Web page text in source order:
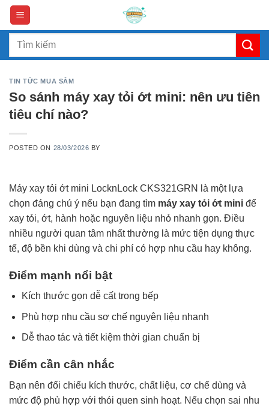
Skip
content
Search
TIN TỨC MUA SẮM
So sánh máy xay tỏi ớt mini: nên ưu tiên
tiêu chí nào?
POSTED ON 28/03/2026 BY
Máy xay tỏi ớt mini LocknLock CKS321GRN là một lựa
chọn đáng chú ý nếu bạn đang tìm máy xay tỏi ớt mini để
xay tỏi, ớt, hành hoặc nguyên liệu nhỏ nhanh gọn. Điều
nhiều người quan tâm nhất thường là mức tiện dụng thực
tế, độ bền khi dùng và chi phí có hợp nhu cầu hay không.
Điểm mạnh nổi bật
Kích thước gọn dễ cất trong bếp
Phù hợp nhu cầu sơ chế nguyên liệu nhanh
Dễ thao tác và tiết kiệm thời gian chuẩn bị
Điểm cần cân nhắc
Bạn nên đối chiếu kích thước, chất liệu, cơ chế dùng và
mức độ phù hợp với thói quen sinh hoạt. Nếu chọn sai nhu